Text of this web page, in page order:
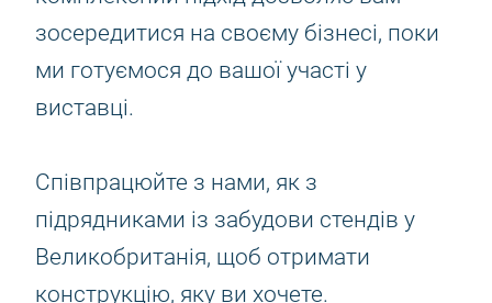
зосередитися на своєму бізнесі, поки
ми готуємося до вашої участі у
виставці.
Співпрацюйте з нами, як з
підрядниками із забудови стендів у
Великобританія, щоб отримати
конструкцію, яку ви хочете.